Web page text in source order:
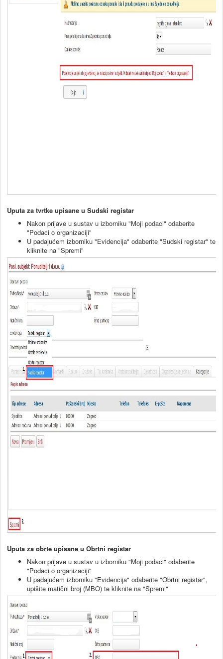
Uputa za tvrtke upisane u Sudski registar
Nakon prijave u sustav u izborniku "Moji podaci" odaberite
"Podaci o organizaciji"
U padajućem izborniku "Evidencija" odaberite "Sudski registar" te
kliknite na "Spremi"
Uputa za obrte upisane u Obrtni registar
Nakon prijave u sustav u izborniku "Moji podaci" odaberite
"Podaci o organizaciji"
U padajućem izborniku "Evidencija" odaberite "Obrtni registar",
upišite matični broj (MBO) te kliknite na "Spremi"